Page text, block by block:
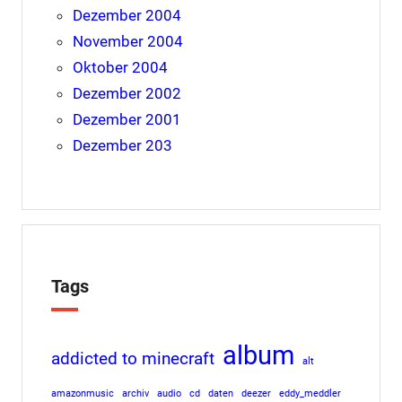
Dezember 2004
November 2004
Oktober 2004
Dezember 2002
Dezember 2001
Dezember 203
Tags
addicted to minecraft album alt
amazonmusic archiv audio cd daten deezer eddy_meddler